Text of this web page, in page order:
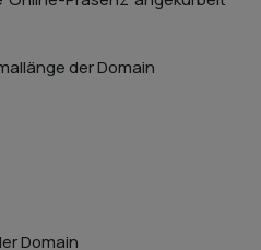
der Domain
Domain